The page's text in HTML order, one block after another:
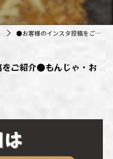
●お客様のインスタ投稿をご紹介●もんじゃ・お好み焼きわいず
ご紹介●もんじゃ・お